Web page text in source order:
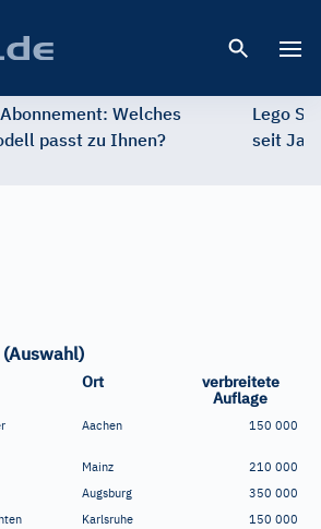
Welches
passt zu Ihnen?
Lego
seit
Ort
verbreitete
Auflage
Aachen 150 000
Mainz 210 000
Augsburg 350 000
Karlsruhe 150 000